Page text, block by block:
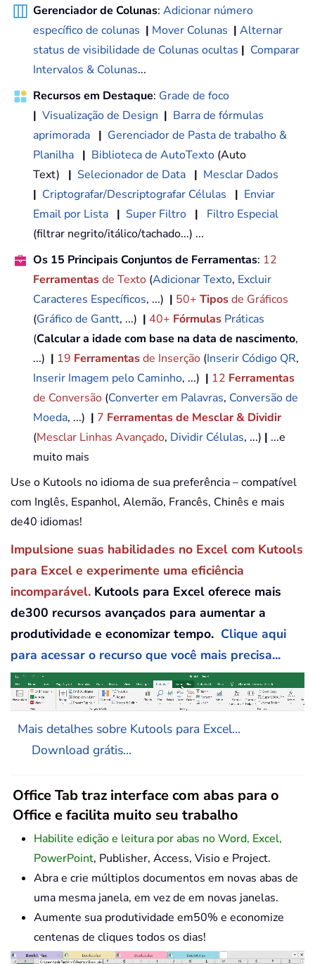
Gerenciador de Colunas: Adicionar número
específico de colunas | Mover Colunas | Alternar
status de visibilidade de Colunas ocultas | Comparar
Intervalos & Colunas...
Recursos em Destaque: Grade de foco
| Visualização de Design | Barra de fórmulas
aprimorada | Gerenciador de Pasta de trabalho &
Planilha | Biblioteca de AutoTexto (Auto
Text) | Selecionador de Data | Mesclar Dados
| Criptografar/Descriptografar Células | Enviar
Email por Lista | Super Filtro |
Filtro Especial
(filtrar negrito/itálico/tachado...) ...
Os 15 Principais Conjuntos de Ferramentas: 12
Ferramentasde Texto (Adicionar Texto, Excluir
Caracteres Específicos, ...) | 50+ Tiposde Gráficos
(Gráfico de Gantt, ...) | 40+ Fórmulas Práticas
(Calcular a idade com base na data de nascimento,
...) | 19 Ferramentasde Inserção (Inserir Código QR,
Inserir Imagem pelo Caminho, ...) | 12 Ferramentas
de Conversão (Converter em Palavras, Conversão de
Moeda, ...) | 7 Ferramentas de Mesclar & Dividir
(Mesclar Linhas Avançado, Dividir Células, ...) | ...e
muito mais
Use o Kutools no idioma de sua preferência – compatível
com Inglês, Espanhol, Alemão, Francês, Chinês e mais
de40 idiomas!
Impulsione suas habilidades no Excel com Kutools
para Excel e experimente uma eficiência
incomparável. Kutools para Excel oferece mais
de300 recursos avançados para aumentar a
produtividade e economizar tempo. Clique aqui
para acessar o recurso que você mais precisa...
Mais detalhes sobre Kutools para Excel...
Download grátis...
Office Tab traz interface com abas para o
Office e facilita muito seu trabalho
Habilite edição e leitura por abas no Word, Excel,
PowerPoint, Publisher, Access, Visio e Project.
Abra e crie múltiplos documentos em novas abas de
uma mesma janela, em vez de em novas janelas.
Aumente sua produtividade em50% e economize
centenas de cliques todos os dias!